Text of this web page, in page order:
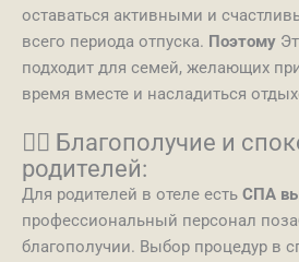
оставаться активными и
всего периода отпуска. Поэтому
подходит для семей, желающих
время вместе и насладиться
💆‍♀️ Благополучие и
родителей:
Для родителей в отеле есть СПА
профессиональный персонал
благополучии. Выбор процедур в